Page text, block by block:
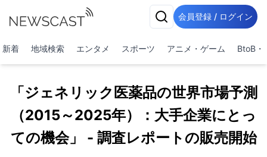
会員登録 / ログイン
新着 地域検索 エンタメ スポーツ アニメ・ゲーム BtoB・
「ジェネリック医薬品の世界市場予測
（2015～2025年）：大手企業にとっ
ての機会」 - 調査レポートの販売開始